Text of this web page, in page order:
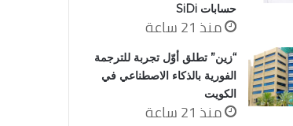
حسابات SiDi
منذ 21 ساعة
“زين” تطلق أوّل تجربة للترجمة
الفورية بالذكاء الاصطناعي في
الكويت
منذ 21 ساعة